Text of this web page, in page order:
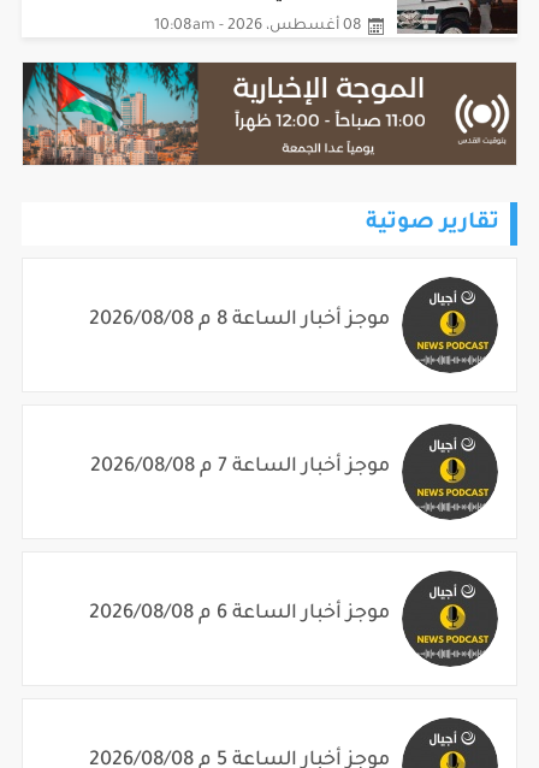
08 أغسطس، 2026 - 10:08am
تقارير صوتية
موجز أخبار الساعة 8 م 2026/08/08
موجز أخبار الساعة 7 م 2026/08/08
موجز أخبار الساعة 6 م 2026/08/08
موجز أخبار الساعة 5 م 2026/08/08